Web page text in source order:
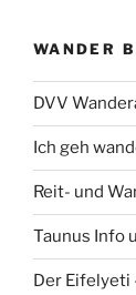
WANDER
DVV
Ich geh
Reit- und
Taunus Info
Der Eifelyeti